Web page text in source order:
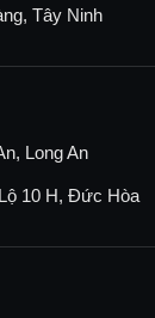
Tây Ninh
Long An
10 H, Đức Hòa